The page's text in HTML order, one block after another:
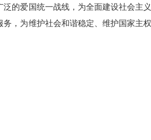
的爱国统一战线，为全面建设社会
，为维护社会和谐稳定、维护国家主